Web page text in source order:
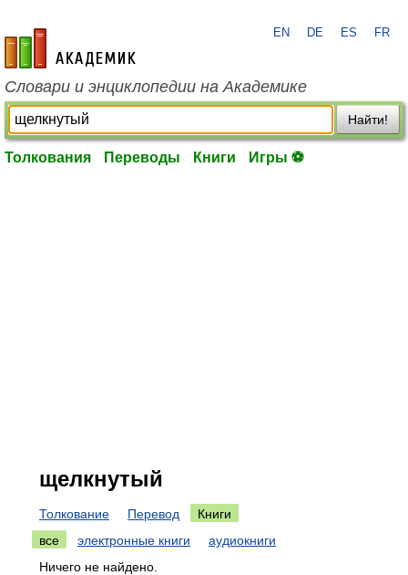
academic.ru
EN DE ES FR
Словари и энциклопедии на Академике
Найти!
Толкования Переводы Книги Игры ⚽
щелкнутый
Толкование Перевод
Книги
все
электронные книги
аудиокниги
Ничего не найдено.